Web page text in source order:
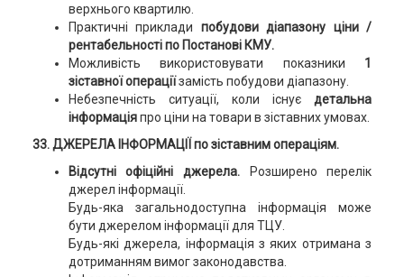
верхнього квартилю.
Практичні приклади побудови діапазону ціни /
рентабельності по Постанові КМУ.
Можливість використовувати показники 1
зіставної операціїзамість побудови діапазону.
Небезпечність ситуації, коли існуєдетальна
інформаціяпро ціни на товари в зіставних умовах.
33. ДЖЕРЕЛА ІНФОРМАЦІЇ по зіставним операціям.
Відсутні офіційні джерела.
Розширено перелік
джерел інформації.
Будь-яка загальнодоступна інформація може
бути джерелом інформації для ТЦУ.
Будь-які джерела, інформація з яких отримана з
дотриманням вимог законодавства.